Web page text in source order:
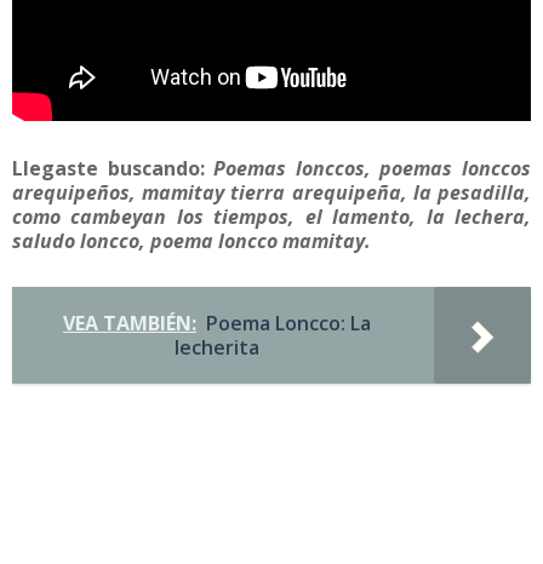
Llegaste buscando:Poemas lonccos, poemas lonccos
arequipeños, mamitay tierra arequipeña, la pesadilla,
como cambeyan los tiempos, el lamento, la lechera,
saludo loncco, poema loncco mamitay.
VEA TAMBIÉN: Poema Loncco: La
lecherita